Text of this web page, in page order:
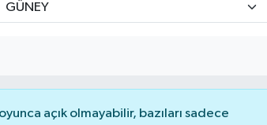
açık olmayabilir, bazıları sadece